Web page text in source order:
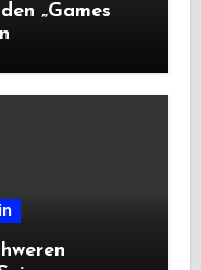
„Games